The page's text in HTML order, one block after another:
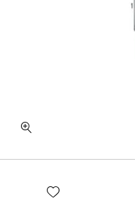
wishlist